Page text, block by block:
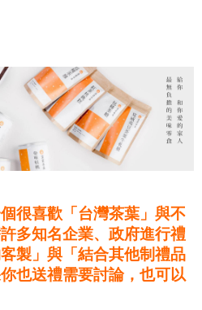
很喜歡「台灣茶葉」與不
多知名企業、政府進行禮
製」與「結合其他制禮品
也送禮需要討論，也可以